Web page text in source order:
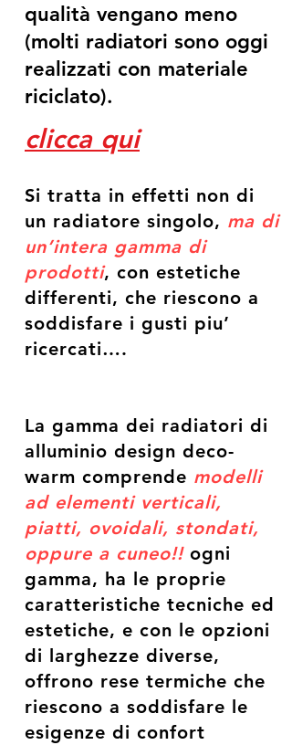
qualità vengano meno
(molti radiatori sono oggi
realizzati con materiale
riciclato).
clicca qui
Si tratta in effetti non di
un radiatore singolo, ma di
un’intera gamma di
prodotti, con estetiche
differenti, che riescono a
soddisfare i gusti piu’
ricercati….
La gamma dei radiatori di
alluminio design deco-
warm comprende modelli
ad elementi verticali,
piatti, ovoidali, stondati,
oppure a cuneo!!ogni
gamma, ha le proprie
caratteristiche tecniche ed
estetiche, e con le opzioni
di larghezze diverse,
offrono rese termiche che
riescono a soddisfare le
esigenze di confort